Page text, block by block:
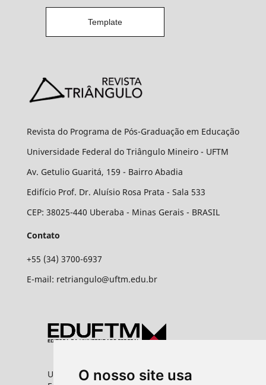
O nosso site usa
Template
Revista do Programa de Pós-Graduação em Educação
Universidade Federal do Triângulo Mineiro - UFTM
Av. Getulio Guaritá, 159 - Bairro Abadia
Edifício Prof. Dr. Aluísio Rosa Prata - Sala 533
CEP: 38025-440 Uberaba - Minas Gerais - BRASIL
Contato
+55 (34) 3700-6937
E-mail: retriangulo@uftm.edu.br
Universidade Federal do Triângulo Mineiro